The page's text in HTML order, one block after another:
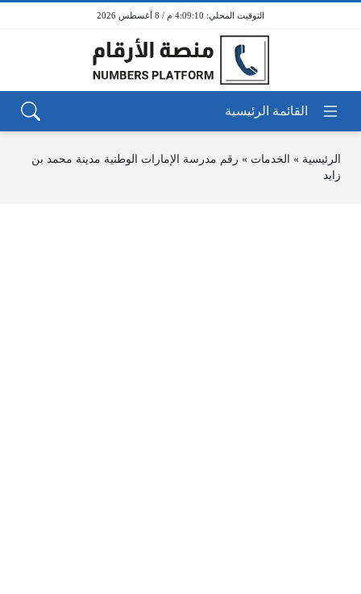
4:09:10 م / 8 أغسطس 2026
الرئيسية » الخدمات » رقم مدرسة الإمارات الوطنية مدينة محمد بن
زايد